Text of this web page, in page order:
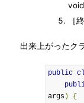
［
出来上がったク
public
args)
{